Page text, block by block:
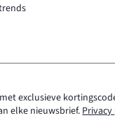
exclusieve
elke nieuwsbrief.